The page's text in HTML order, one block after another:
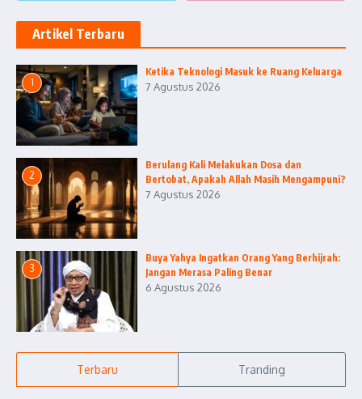
Artikel Terbaru
1
Ketika Teknologi Masuk ke Ruang Keluarga
7 Agustus 2026
2
Berulang Kali Melakukan Dosa dan
Bertobat, Apakah Allah Masih Mengampuni?
7 Agustus 2026
3
Buya Yahya Ingatkan Orang Yang Berhijrah:
Jangan Merasa Paling Benar
6 Agustus 2026
Terbaru Tranding